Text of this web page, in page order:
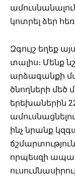
կոտրել ձեր
Զգույշ եղեք
տալիս։ Մենք
արձագանքի
ծնողների մեծ
երեխաներին
ինչ նրանք
որպեսզի